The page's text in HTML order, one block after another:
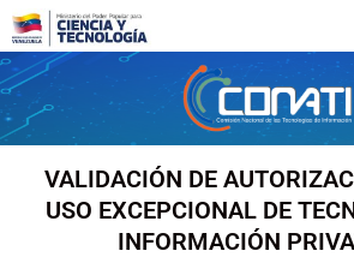
contenido
VALIDACIÓN DE
USO EXCEPCIONAL DE
INFORMACIÓN